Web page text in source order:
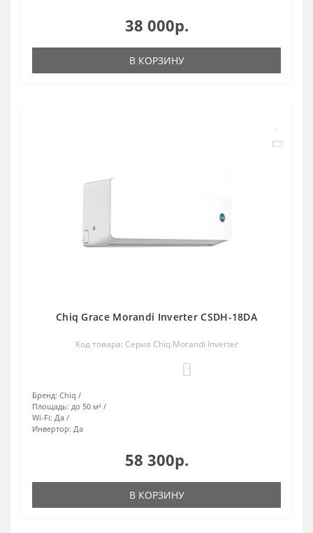
38 000р.
В КОРЗИНУ
Chiq Grace Morandi Inverter CSDH-18DA
Код товара: Серия Chiq Morandi Inverter
Бренд: Chiq
Площадь: до 50 м²
Wi-Fi: Да
Инвертор: Да
58 300р.
В КОРЗИНУ